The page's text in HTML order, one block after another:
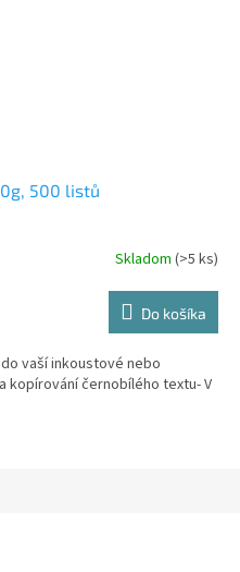
500 listů
Skladom (>5 ks)
Do košíka
vaší inkoustové nebo
kopírování černobílého textu- V